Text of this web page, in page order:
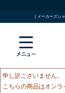
| メーカーズシ
申し訳ございません。
こちらの商品はオンラ